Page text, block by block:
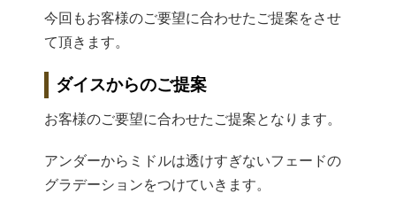
今回もお客様のご要望に合わせたご提案をさせ
て頂きます。
ダイスからのご提案
お客様のご要望に合わせたご提案となります。
アンダーからミドルは透けすぎないフェードの
グラデーションをつけていきます。